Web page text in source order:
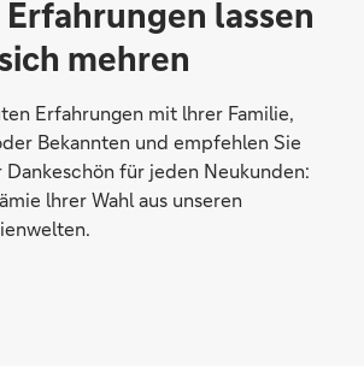
lassen
mehren
Erfahrungen mit lhrer Familie,
Bekannten und empfehlen Sie
Dankeschön für jeden Neukunden:
lhrer Wahl aus unseren